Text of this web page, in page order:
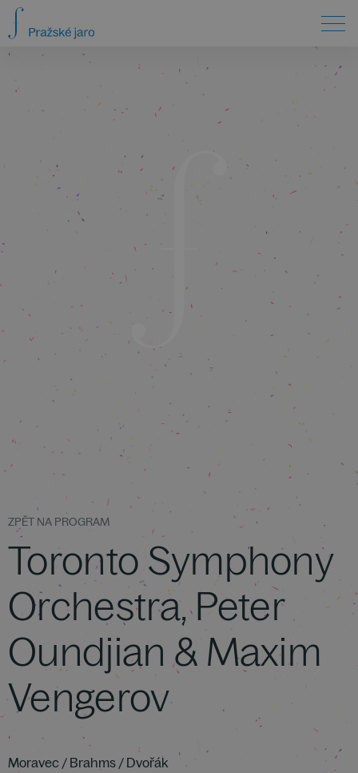
ZPĚT NA PROGRAM
Toronto Symphony
Orchestra, Peter
Oundjian & Maxim
Vengerov
Moravec / Brahms / Dvořák